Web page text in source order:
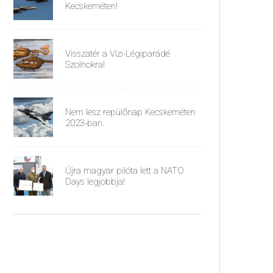
Kecskeméten!
Visszatér a Vízi-Légiparádé
Szolnokra!
Nem lesz repülőnap Kecskeméten
2023-ban.
Újra magyar pilóta lett a NATO
Days legjobbja!